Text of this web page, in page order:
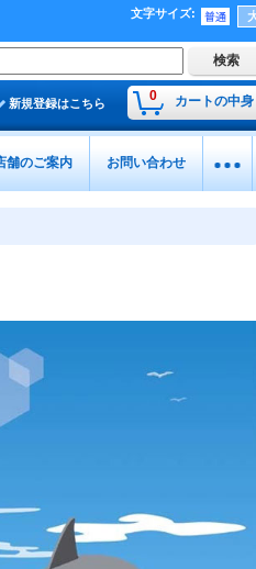
文字サイズ:
0 カートの中身
新規登録はこちら
舗のご案内 お問い合わせ